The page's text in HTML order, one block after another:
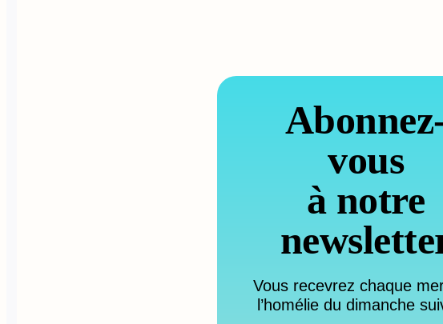
vous
à notre
Vous recevrez chaque
l’homélie du dimanche